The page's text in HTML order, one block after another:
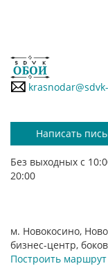
Написать
Без выходных с
20:00
м. Новокосино,
бизнес-центр,
Построить маршрут